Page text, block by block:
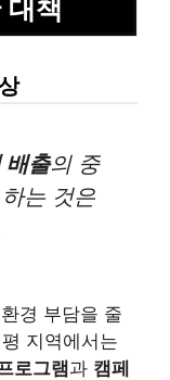
책
배출의 중
는 것은
경 부담을 줄
지역에서는
로그램과 캠페